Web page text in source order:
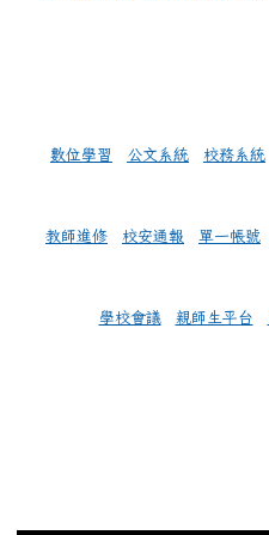
數位學習 公文系統 校務系統
教師進修 校安通報 單一帳號
學校會議 親師生平台